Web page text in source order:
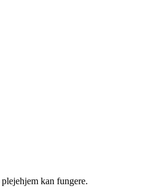
kan fungere.